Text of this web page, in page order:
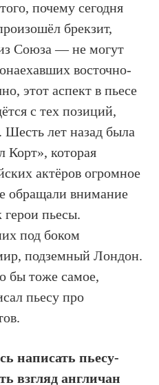
почему сегодня
брекзит,
Союза — не могут
восточно-
этот аспект в пьесе
с тех позиций,
лет назад была
Корт», которая
актёров огромное
обращали внимание
герои пьесы.
под боком
подземный Лондон.
бы тоже самое,
пьесу про
написать пьесу-
взгляд англичан